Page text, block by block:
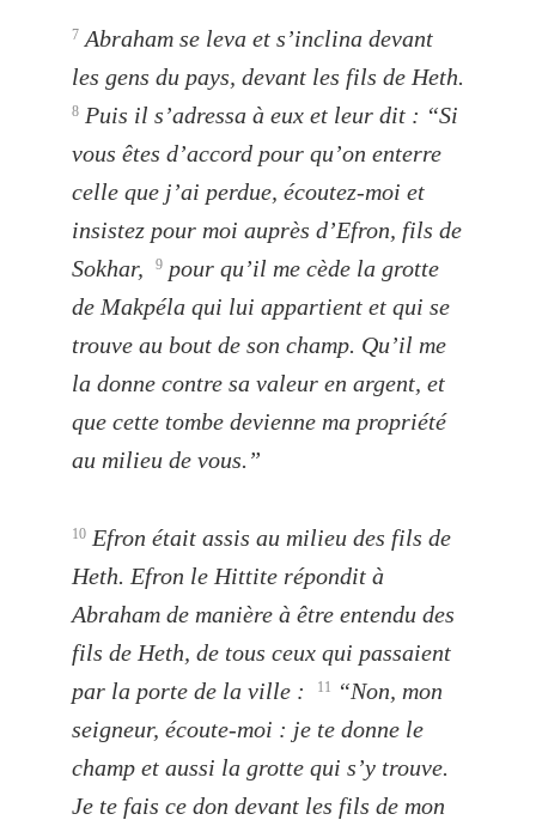
7 Abraham se leva et s’inclina devant
les gens du pays, devant les fils de Heth.
8 Puis il s’adressa à eux et leur dit : “Si
vous êtes d’accord pour qu’on enterre
celle que j’ai perdue, écoutez-moi et
insistez pour moi auprès d’Efron, fils de
Sokhar,
9 pour qu’il me cède la grotte
de Makpéla qui lui appartient et qui se
trouve au bout de son champ. Qu’il me
la donne contre sa valeur en argent, et
que cette tombe devienne ma propriété
au milieu de vous.”
10 Efron était assis au milieu des fils de
Heth. Efron le Hittite répondit à
Abraham de manière à être entendu des
fils de Heth, de tous ceux qui passaient
par la porte de la ville :
11
“Non, mon
seigneur, écoute-moi : je te donne le
champ et aussi la grotte qui s’y trouve.
Je te fais ce don devant les fils de mon